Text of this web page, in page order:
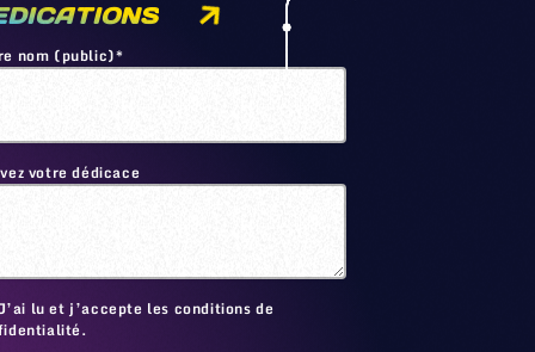
nom (public)*
votre dédicace
lu et j’accepte les conditions de